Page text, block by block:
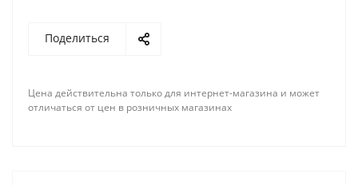
Поделиться
Цена действительна только для интернет-магазина и может
отличаться от цен в розничных магазинах